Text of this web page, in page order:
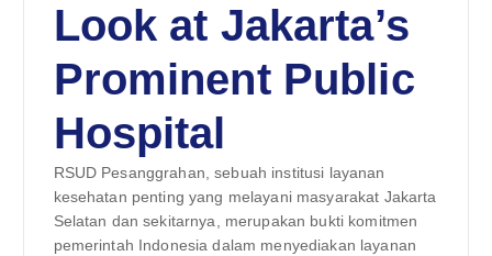
Look at Jakarta’s
Prominent Public
Hospital
RSUD Pesanggrahan, sebuah institusi layanan
kesehatan penting yang melayani masyarakat Jakarta
Selatan dan sekitarnya, merupakan bukti komitmen
pemerintah Indonesia dalam menyediakan layanan